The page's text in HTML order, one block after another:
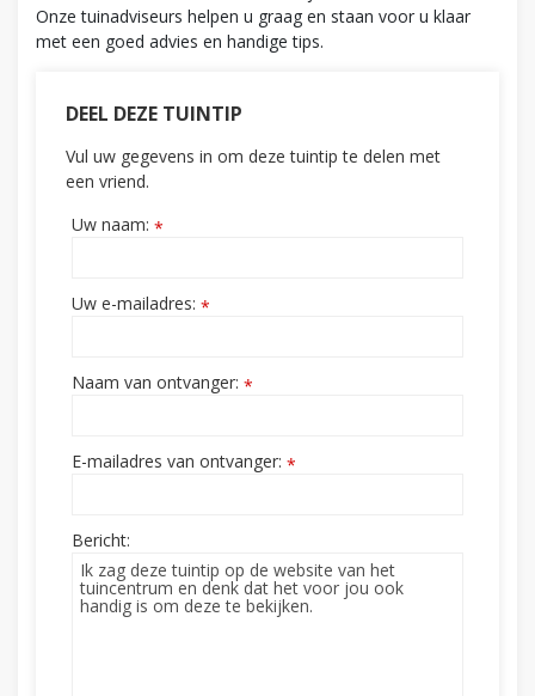
Onze tuinadviseurs helpen u graag en staan voor u klaar
met een goed advies en handige tips.
DEEL DEZE TUINTIP
Vul uw gegevens in om deze tuintip te delen met
een vriend.
Uw naam: *
Uw e-mailadres: *
Naam van ontvanger: *
E-mailadres van ontvanger: *
Bericht: